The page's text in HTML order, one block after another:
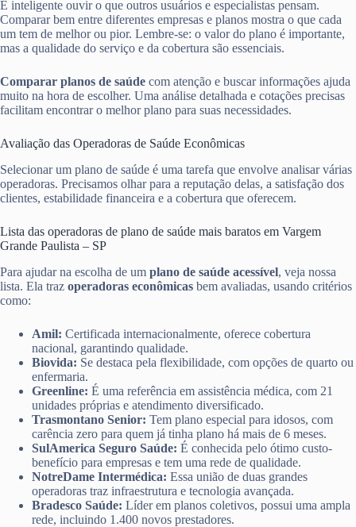
É inteligente ouvir o que outros usuários e especialistas pensam.
Comparar bem entre diferentes empresas e planos mostra o que cada
um tem de melhor ou pior. Lembre-se: o valor do plano é importante,
mas a qualidade do serviço e da cobertura são essenciais.
Comparar planos de saúde com atenção e buscar informações ajuda
muito na hora de escolher. Uma análise detalhada e cotações precisas
facilitam encontrar o melhor plano para suas necessidades.
Avaliação das Operadoras de Saúde Econômicas
Selecionar um plano de saúde é uma tarefa que envolve analisar várias
operadoras. Precisamos olhar para a reputação delas, a satisfação dos
clientes, estabilidade financeira e a cobertura que oferecem.
Lista das operadoras de plano de saúde mais baratos em Vargem
Grande Paulista – SP
Para ajudar na escolha de um plano de saúde acessível, veja nossa
lista. Ela traz operadoras econômicas bem avaliadas, usando critérios
como:
Amil: Certificada internacionalmente, oferece cobertura
nacional, garantindo qualidade.
Biovida: Se destaca pela flexibilidade, com opções de quarto ou
enfermaria.
Greenline: É uma referência em assistência médica, com 21
unidades próprias e atendimento diversificado.
Trasmontano Senior: Tem plano especial para idosos, com
carência zero para quem já tinha plano há mais de 6 meses.
SulAmerica Seguro Saúde: É conhecida pelo ótimo custo-
benefício para empresas e tem uma rede de qualidade.
NotreDame Intermédica: Essa união de duas grandes
operadoras traz infraestrutura e tecnologia avançada.
Bradesco Saúde: Líder em planos coletivos, possui uma ampla
rede, incluindo 1.400 novos prestadores.